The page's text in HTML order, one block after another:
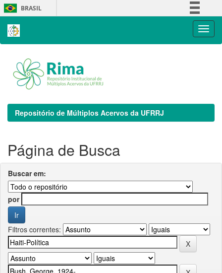
Skip
navigation
BRASIL
Repositório de Múltiplos Acervos da UFRRJ
Página de Busca
Buscar em:
por
Filtros correntes: